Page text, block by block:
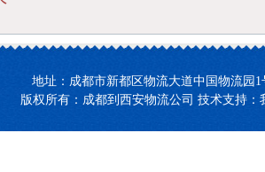
地址：成都市新都区物流大道中国物流园
版权所有：成都到西安物流公司 技术支持：